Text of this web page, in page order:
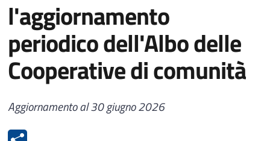
l'aggiornamento
periodico dell'Albo delle
Cooperative di comunità
Aggiornamento al 30 giugno 2026